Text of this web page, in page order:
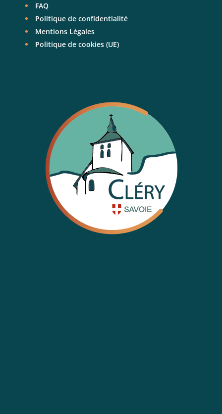
FAQ
Politique de confidentialité
Mentions Légales
Politique de cookies (UE)